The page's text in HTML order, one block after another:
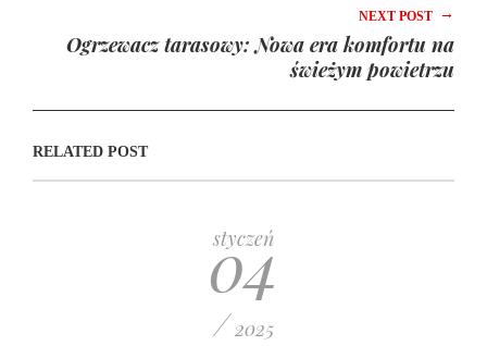
NEXT POST →
Ogrzewacz tarasowy: Nowa era komfortu na
świeżym powietrzu
RELATED POST
styczeń
04
/ 2025